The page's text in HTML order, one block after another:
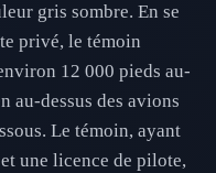
gris sombre. En se
privé, le témoin
12 000 pieds au-
au-dessus des avions
Le témoin, ayant
une licence de pilote,